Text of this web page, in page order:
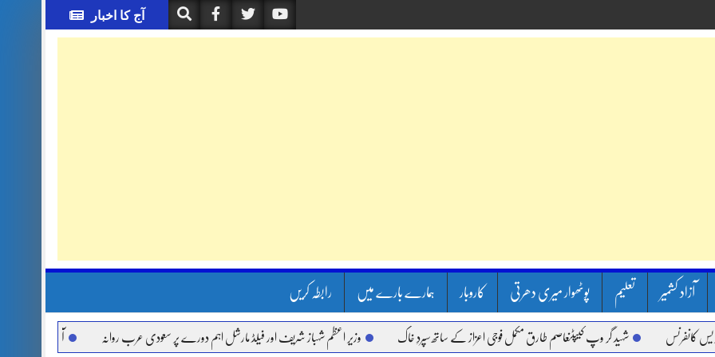
آج کا اخبار
آزاد کشمیر تعلیم پوٹھوار میری دھرتی کاروبار ہمارے بارے میں رابطہ کریں
شہید گر وپ کیپٹنعاصم طارق مکمل فوجی اعزاز کے ساتھ سپردِ خاک وزیر اعظم شہباز شریف اور فیلڈ مارشل اہم دورے پر سعودی عرب روانہ آئی ایم ایف مخصوص اوقات میں